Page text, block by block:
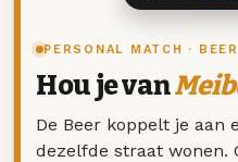
PERSONAL MATCH ·
Hou je van
De Beer koppelt je aan
dezelfde straat wonen.